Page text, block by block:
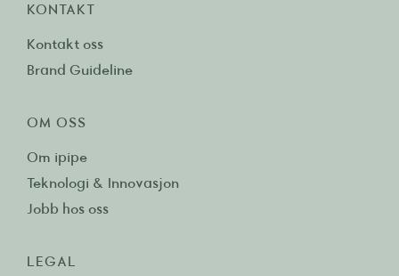
KONTAKT
Kontakt oss
Brand Guideline
OM OSS
Om ipipe
Teknologi & Innovasjon
Jobb hos oss
LEGAL